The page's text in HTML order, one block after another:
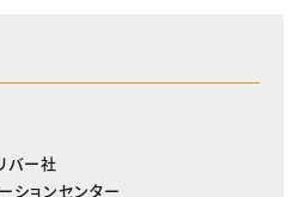
バー社
ションセンター